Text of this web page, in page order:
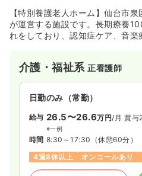
【特別養護老人ホーム】仙台市
が運営する施設です。長期療養
れをしており、認知症ケア、音楽
介護・福祉系正看護師
日勤のみ（常勤）
給与 26.5〜26.6万円/月 賞与
※一例
時間 8:30～17:30 （休憩60分）
4週8休以上
オンコールあり